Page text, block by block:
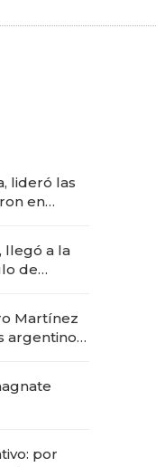
lideró las
en
llegó a la
de
Martínez
argentinos
por